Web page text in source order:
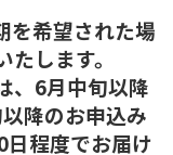
を希望された場
します。
、6月中旬以降
降のお申込み
程度でお届け